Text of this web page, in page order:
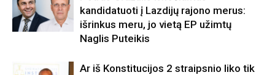
kandidatuoti į Lazdijų rajono merus:
išrinkus meru, jo vietą EP užimtų
Naglis Puteikis
Ar iš Konstitucijos 2 straipsnio liko tik